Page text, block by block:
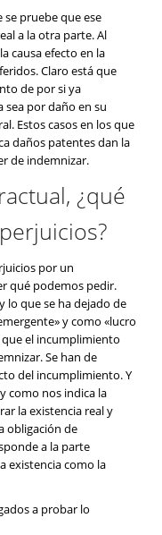
se pruebe que ese
a la otra parte. Al
causa efecto en la
Claro está que
de por si ya
sea por daño en su
Estos casos en los que
daños patentes dan la
de indemnizar.
¿qué
por un
qué podemos pedir.
lo que se ha dejado de
y como «lucro
el incumplimiento
Se han de
del incumplimiento. Y
como nos indica la
la existencia real y
obligación de
a la parte
existencia como la
a probar lo